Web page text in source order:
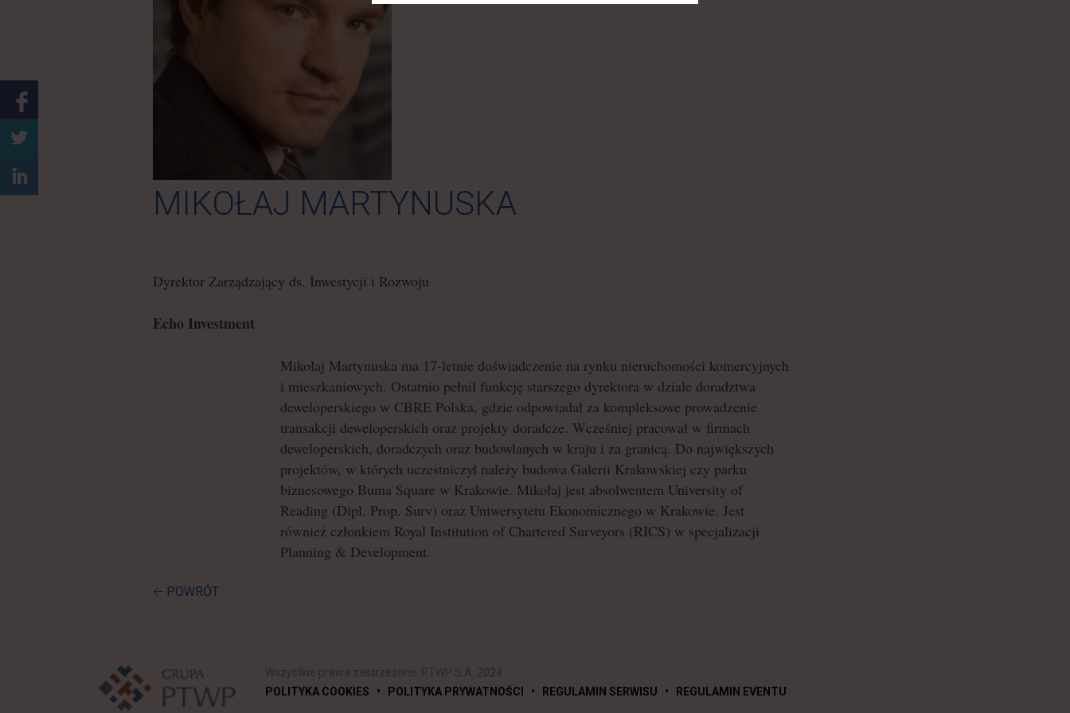
MIKOŁAJ MARTYNUSKA
Dyrektor Zarządzający ds. Inwestycji i Rozwoju
Echo Investment
Mikołaj Martynuska ma 17-letnie doświadczenie na rynku nieruchomości komercyjnych
i mieszkaniowych. Ostatnio pełnił funkcję starszego dyrektora w dziale doradztwa
deweloperskiego w CBRE Polska, gdzie odpowiadał za kompleksowe prowadzenie
transakcji deweloperskich oraz projekty doradcze. Wcześniej pracował w firmach
deweloperskich, doradczych oraz budowlanych w kraju i za granicą. Do największych
projektów, w których uczestniczył należy budowa Galerii Krakowskiej czy parku
biznesowego Buma Square w Krakowie. Mikołaj jest absolwentem University of
Reading (Dipl. Prop. Surv) oraz Uniwersytetu Ekonomicznego w Krakowie. Jest
również członkiem Royal Institution of Chartered Surveyors (RICS) w specjalizacji
Planning & Development.
🡠 POWRÓT
POLITYKA COOKIES
• POLITYKA PRYWATNOŚCI • REGULAMIN SERWISU • REGULAMIN EVENTU